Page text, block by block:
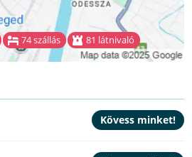
74 szállás 81 látnivaló